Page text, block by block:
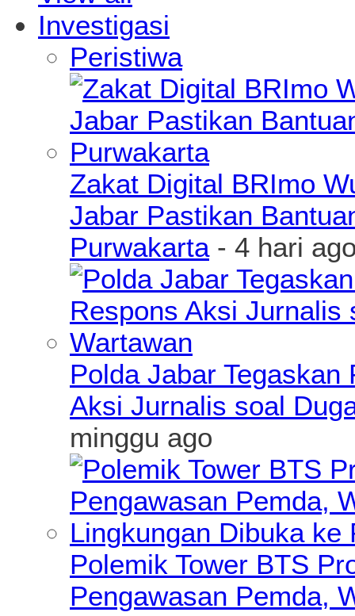
Investigasi
Peristiwa
Zakat Digital BRImo
Jabar Pastikan
Purwakarta- 4 hari
Polda Jabar
Aksi Jurnalis soal
minggu ago
Polemik Tower BTS
Pengawasan Pemda,